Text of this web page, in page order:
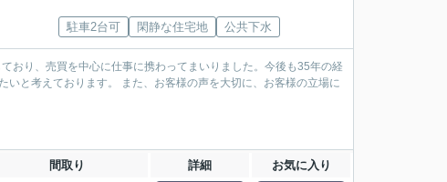
駐車2台可 閑静な住宅地 公共下水
おり、売買を中心に仕事に携わってまいりました。今後も35年の経
と考えております。 また、お客様の声を大切に、お客様の立場に
間取り 詳細 お気に入り